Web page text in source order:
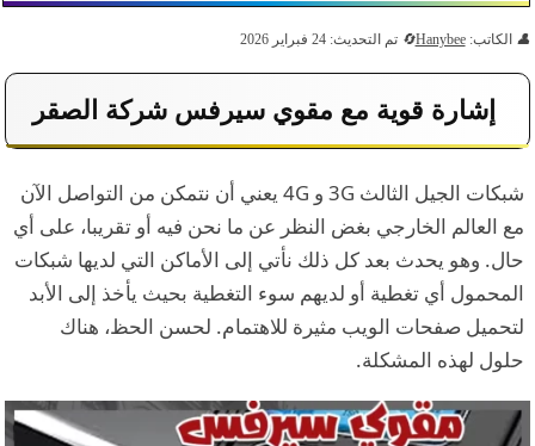
الكاتب:Hanybee تم التحديث: 24 فبراير 2026
إشارة قوية مع مقوي سيرفس شركة الصقر
شبكات الجيل الثالث 3G و 4G يعني أن نتمكن من التواصل الآن
مع العالم الخارجي بغض النظر عن ما نحن فيه أو تقريبا، على أي
حال. وهو يحدث بعد كل ذلك نأتي إلى الأماكن التي لديها شبكات
المحمول أي تغطية أو لديهم سوء التغطية بحيث يأخذ إلى الأبد
لتحميل صفحات الويب مثيرة للاهتمام. لحسن الحظ، هناك
حلول لهذه المشكلة.